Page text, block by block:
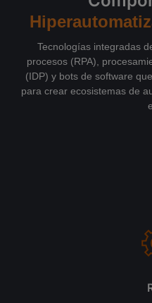
Tecnologías integradas
procesos (RPA),
(IDP) y bots de software
para crear ecosistemas de